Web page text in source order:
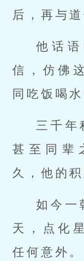
后，再与
他话
信，仿佛
同吃饭喝
三千年
甚至同辈
久，他的
如今一
天，点化
任何意外。